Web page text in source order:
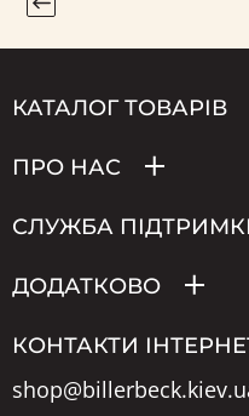
КАТАЛОГ ТОВАРІВ
ПРО НАС
СЛУЖБА
ДОДАТКОВО
КОНТАКТИ